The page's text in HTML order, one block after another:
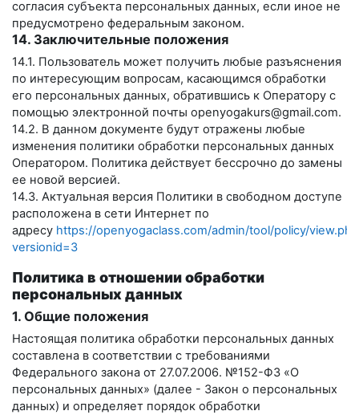
согласия субъекта персональных данных, если иное не
предусмотрено федеральным законом.
14. Заключительные положения
14.1. Пользователь может получить любые разъяснения
по интересующим вопросам, касающимся обработки
его персональных данных, обратившись к Оператору с
помощью электронной почты openyogakurs@gmail.com.
14.2. В данном документе будут отражены любые
изменения политики обработки персональных данных
Оператором. Политика действует бессрочно до замены
ее новой версией.
14.3. Актуальная версия Политики в свободном доступе
расположена в сети Интернет по
адресу https://openyogaclass.com/admin/tool/policy/
versionid=3
Политика в отношении обработки
персональных данных
1. Общие положения
Настоящая политика обработки персональных данных
составлена в соответствии с требованиями
Федерального закона от 27.07.2006. №152-ФЗ «О
персональных данных» (далее - Закон о персональных
данных) и определяет порядок обработки